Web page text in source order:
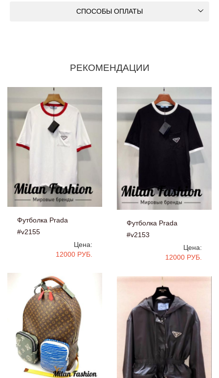
СПОСОБЫ ОПЛАТЫ
РЕКОМЕНДАЦИИ
Футболка Prada
#v2155
Цена:
12000 РУБ.
Футболка Prada
#v2153
Цена:
12000 РУБ.